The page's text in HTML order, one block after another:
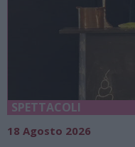
SPETTACOLI
18 Agosto 2026